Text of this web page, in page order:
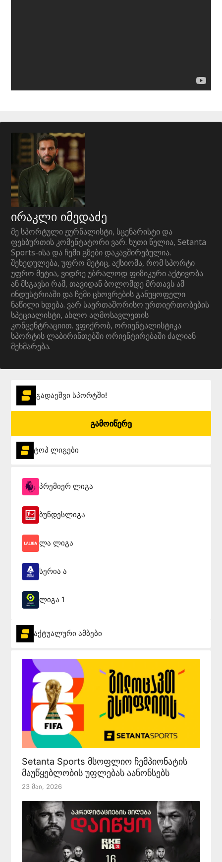
ირაკლი იმედაძე
მე სპორტული ჟურნალისტი, სცენარისტი და
ფეხბურთის კომენტატორი ვარ. ხუთი წელია, Setanta
Sports-ისა და ჩემი გზები დაკავშირებულია.
შეხედულება, უფრო მეტიც, აქსიომა, რომ სპორტი
უფრო მეტია, ვიდრე უბრალოდ ფიზიკური აქტივობა
ან მსგავსი რამ, თავიდან ბოლომდე მრთავს ამ
ინდუსტრიაში და ჩემი ცხოვრების განუყოფელი
ნაწილი ხდება. ვარ საერთაშორისო ურთიერთობების
სპეციალისტი, ახლო აღმოსავლეთის
კონცენტრაციით. ვფიქრობ, ორიენტალისტიკა
სპორტის ლაბირინთებში ორიენტირებაში ძალიან
მეხმარება.
გადაეშვი სპორტში!
გამოიწერე
ტოპ ლიგები
პრემიერ ლიგა
ბუნდესლიგა
ლა ლიგა
სერია ა
ლიგა 1
აქტუალური ამბები
Setanta Sports მსოფლიო ჩემპიონატის
მაუწყებლობის უფლებას აანონსებს
23 Მაი, 2026